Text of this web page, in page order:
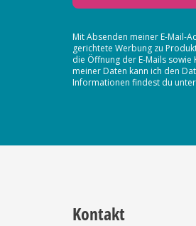
Mit Absenden meiner E-Mail-
gerichtete Werbung zu
die Öffnung der E-Mails
meiner Daten kann ich den
Informationen findest du
Kontakt